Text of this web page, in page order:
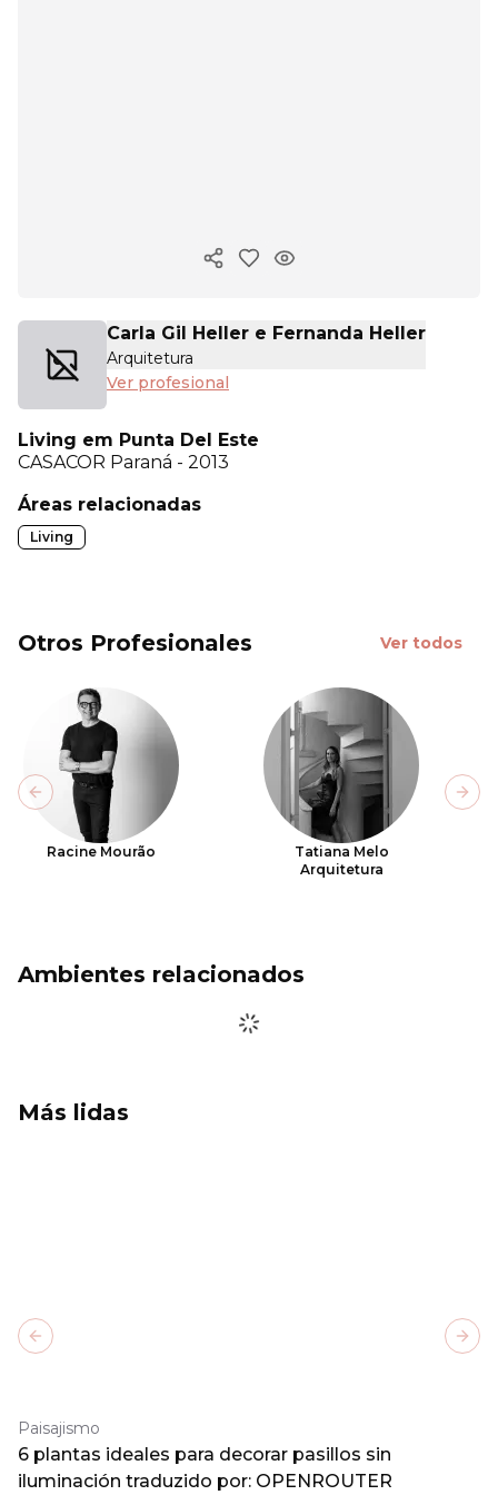
Copiar enlace
Carla Gil Heller e Fernanda Heller
Arquitetura
Ver profesional
Living em Punta Del Este
CASACOR Paraná - 2013
Áreas relacionadas
Living
Otros Profesionales Ver todos
Racine Mourão
Tatiana Melo
Arquitetura
Previous slide
Ambientes relacionados
Más lidas
Paisajismo
6 plantas ideales para decorar pasillos sin
iluminación traduzido por: OPENROUTER
Previous slide